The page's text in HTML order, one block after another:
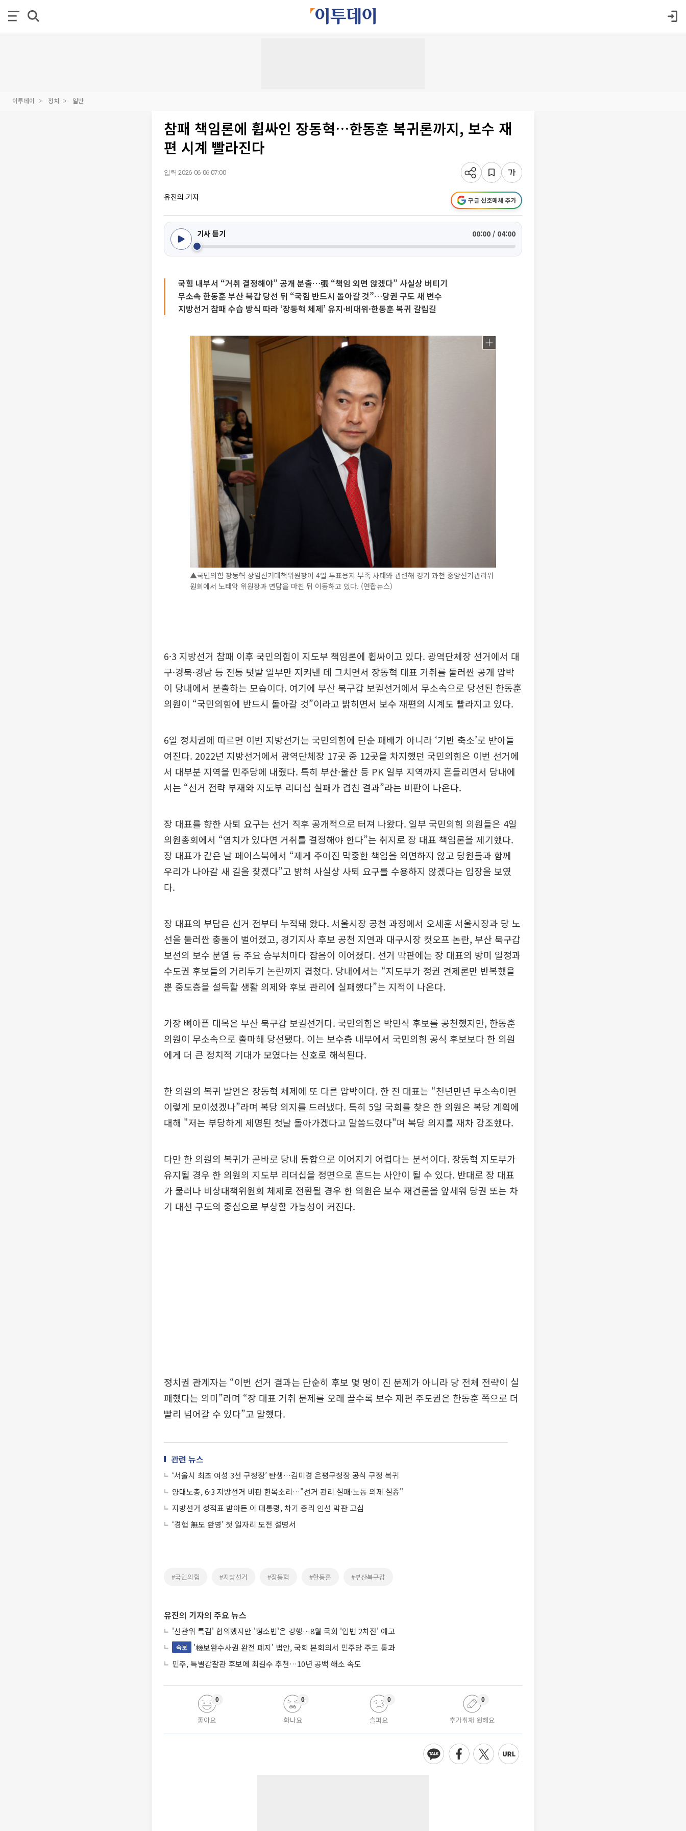
이투데이 정치 일반
참패 책임론에 휩싸인 장동혁…한동훈 복귀론까지, 보수 재
편 시계 빨라진다
입력 2026-06-06 07:00
유진의 기자 구글 선호매체 추가
기사 듣기 00:00 / 04:00
국힘 내부서 “거취 결정해야” 공개 분출…張 “책임 외면 않겠다” 사실상 버티기
무소속 한동훈 부산 북갑 당선 뒤 “국힘 반드시 돌아갈 것”…당권 구도 새 변수
지방선거 참패 수습 방식 따라 ‘장동혁 체제’ 유지·비대위·한동훈 복귀 갈림길
▲국민의힘 장동혁 상임선거대책위원장이 4일 투표용지 부족 사태와 관련해 경기 과천 중앙선거관리위
원회에서 노태악 위원장과 면담을 마친 뒤 이동하고 있다. (연합뉴스)
6·3 지방선거 참패 이후 국민의힘이 지도부 책임론에 휩싸이고 있다. 광역단체장 선거에서 대
구·경북·경남 등 전통 텃밭 일부만 지켜낸 데 그치면서 장동혁 대표 거취를 둘러싼 공개 압박
이 당내에서 분출하는 모습이다. 여기에 부산 북구갑 보궐선거에서 무소속으로 당선된 한동훈
의원이 “국민의힘에 반드시 돌아갈 것”이라고 밝히면서 보수 재편의 시계도 빨라지고 있다.
6일 정치권에 따르면 이번 지방선거는 국민의힘에 단순 패배가 아니라 ‘기반 축소’로 받아들
여진다. 2022년 지방선거에서 광역단체장 17곳 중 12곳을 차지했던 국민의힘은 이번 선거에
서 대부분 지역을 민주당에 내줬다. 특히 부산·울산 등 PK 일부 지역까지 흔들리면서 당내에
서는 “선거 전략 부재와 지도부 리더십 실패가 겹친 결과”라는 비판이 나온다.
장 대표를 향한 사퇴 요구는 선거 직후 공개적으로 터져 나왔다. 일부 국민의힘 의원들은 4일
의원총회에서 “염치가 있다면 거취를 결정해야 한다”는 취지로 장 대표 책임론을 제기했다.
장 대표가 같은 날 페이스북에서 “제게 주어진 막중한 책임을 외면하지 않고 당원들과 함께
우리가 나아갈 새 길을 찾겠다”고 밝혀 사실상 사퇴 요구를 수용하지 않겠다는 입장을 보였
다.
장 대표의 부담은 선거 전부터 누적돼 왔다. 서울시장 공천 과정에서 오세훈 서울시장과 당 노
선을 둘러싼 충돌이 벌어졌고, 경기지사 후보 공천 지연과 대구시장 컷오프 논란, 부산 북구갑
보선의 보수 분열 등 주요 승부처마다 잡음이 이어졌다. 선거 막판에는 장 대표의 방미 일정과
수도권 후보들의 거리두기 논란까지 겹쳤다. 당내에서는 “지도부가 정권 견제론만 반복했을
뿐 중도층을 설득할 생활 의제와 후보 관리에 실패했다”는 지적이 나온다.
가장 뼈아픈 대목은 부산 북구갑 보궐선거다. 국민의힘은 박민식 후보를 공천했지만, 한동훈
의원이 무소속으로 출마해 당선됐다. 이는 보수층 내부에서 국민의힘 공식 후보보다 한 의원
에게 더 큰 정치적 기대가 모였다는 신호로 해석된다.
한 의원의 복귀 발언은 장동혁 체제에 또 다른 압박이다. 한 전 대표는 “천년만년 무소속이면
이렇게 모이셨겠나”라며 복당 의지를 드러냈다. 특히 5일 국회를 찾은 한 의원은 복당 계획에
대해 "저는 부당하게 제명된 첫날 돌아가겠다고 말씀드렸다"며 복당 의지를 재차 강조했다.
다만 한 의원의 복귀가 곧바로 당내 통합으로 이어지기 어렵다는 분석이다. 장동혁 지도부가
유지될 경우 한 의원의 지도부 리더십을 정면으로 흔드는 사안이 될 수 있다. 반대로 장 대표
가 물러나 비상대책위원회 체제로 전환될 경우 한 의원은 보수 재건론을 앞세워 당권 또는 차
기 대선 구도의 중심으로 부상할 가능성이 커진다.
정치권 관계자는 “이번 선거 결과는 단순히 후보 몇 명이 진 문제가 아니라 당 전체 전략이 실
패했다는 의미”라며 “장 대표 거취 문제를 오래 끌수록 보수 재편 주도권은 한동훈 쪽으로 더
빨리 넘어갈 수 있다”고 말했다.
관련 뉴스
‘서울시 최초 여성 3선 구청장’ 탄생…김미경 은평구청장 공식 구정 복귀
양대노총, 6·3 지방선거 비판 한목소리…"선거 관리 실패·노동 의제 실종"
지방선거 성적표 받아든 이 대통령, 차기 총리 인선 막판 고심
‘경험 無도 환영’ 첫 일자리 도전 설명서
#국민의힘 #지방선거 #장동혁 #한동훈 #부산북구갑
유진의 기자의 주요 뉴스
'선관위 특검' 합의했지만 '형소법'은 강행…8월 국회 '입법 2차전' 예고
속보
'檢보완수사권 완전 폐지' 법안, 국회 본회의서 민주당 주도 통과
민주, 특별감찰관 후보에 최길수 추천…10년 공백 해소 속도
좋아요
0
화나요
0
슬퍼요
0
추가취재 원해요
0